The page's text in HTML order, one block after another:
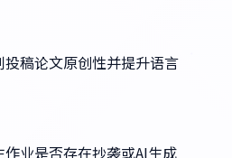
稿论文原创性并提升语言
业是否存在抄袭或AI生成